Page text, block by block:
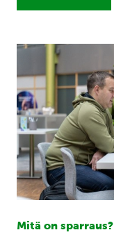
Mitä on sparraus?